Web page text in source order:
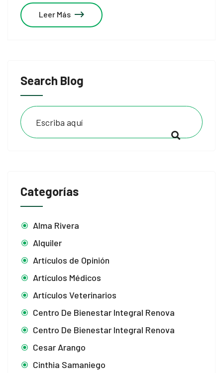
Search Blog
Categorías
Alma Rivera
Alquiler
Artículos de Opinión
Artículos Médicos
Artículos Veterinarios
Centro De Bienestar Integral Renova
Centro De Bienestar Integral Renova
Cesar Arango
Cinthia Samaniego
Leer Más